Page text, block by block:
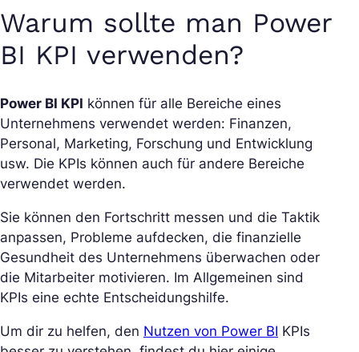
Warum sollte man Power
BI KPI verwenden?
Power BI KPI können für alle Bereiche eines
Unternehmens verwendet werden: Finanzen,
Personal, Marketing, Forschung und Entwicklung
usw. Die KPIs können auch für andere Bereiche
verwendet werden.
Sie können den Fortschritt messen und die Taktik
anpassen, Probleme aufdecken, die finanzielle
Gesundheit des Unternehmens überwachen oder
die Mitarbeiter motivieren. Im Allgemeinen sind
KPIs eine echte Entscheidungshilfe.
Um dir zu helfen, den Nutzen von Power BI KPIs